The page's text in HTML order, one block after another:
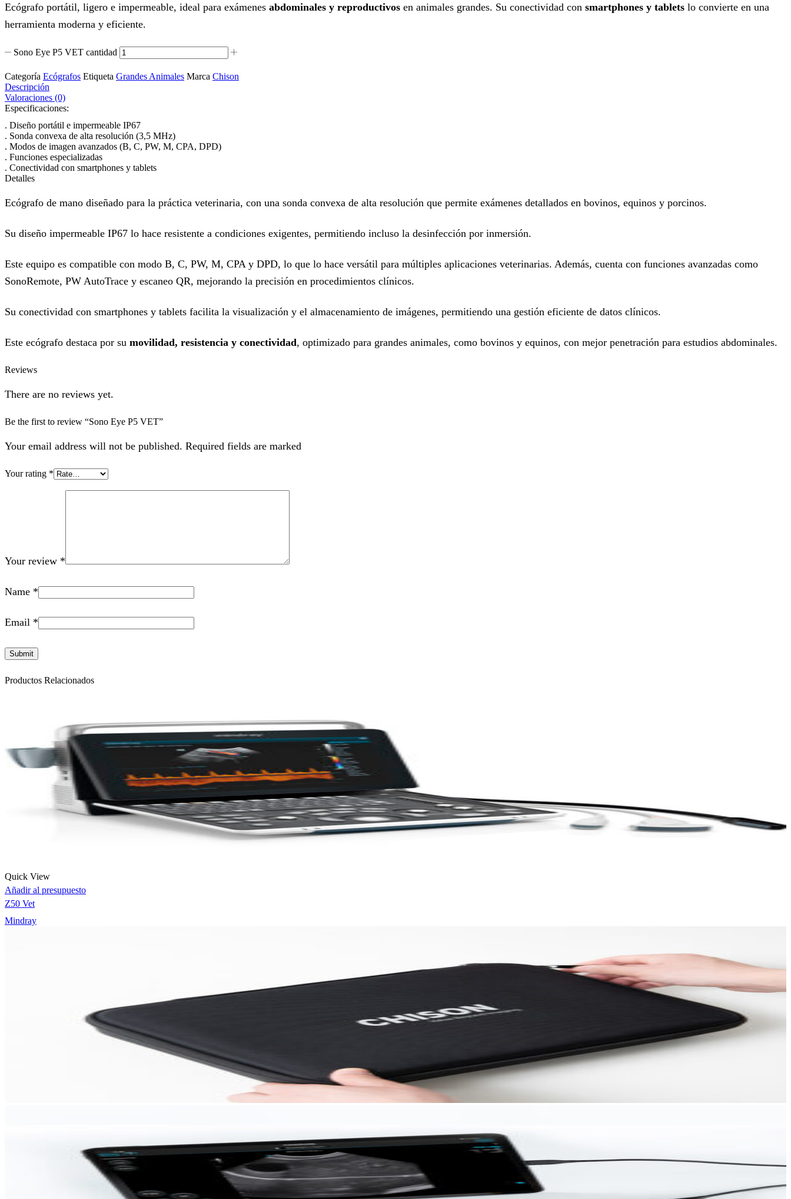
Ecógrafo portátil, ligero e impermeable, ideal para exámenes abdominales y reproductivos en animales grandes. Su conectividad con smartphones y tablets lo convierte en una
herramienta moderna y eficiente.
Sono Eye P5 VET cantidad
Categoría Ecógrafos Etiqueta Grandes Animales Marca Chison
Descripción
Valoraciones (0)
Especificaciones:
. Diseño portátil e impermeable IP67
. Sonda convexa de alta resolución (3,5 MHz)
. Modos de imagen avanzados (B, C, PW, M, CPA, DPD)
. Funciones especializadas
. Conectividad con smartphones y tablets
Detalles
Ecógrafo de mano diseñado para la práctica veterinaria, con una sonda convexa de alta resolución que permite exámenes detallados en bovinos, equinos y porcinos.
Su diseño impermeable IP67 lo hace resistente a condiciones exigentes, permitiendo incluso la desinfección por inmersión.
Este equipo es compatible con modo B, C, PW, M, CPA y DPD, lo que lo hace versátil para múltiples aplicaciones veterinarias. Además, cuenta con funciones avanzadas como
SonoRemote, PW AutoTrace y escaneo QR, mejorando la precisión en procedimientos clínicos.
Su conectividad con smartphones y tablets facilita la visualización y el almacenamiento de imágenes, permitiendo una gestión eficiente de datos clínicos.
Este ecógrafo destaca por su movilidad, resistencia y conectividad, optimizado para grandes animales, como bovinos y equinos, con mejor penetración para estudios abdominales.
Reviews
There are no reviews yet.
Be the first to review “Sono Eye P5 VET”
Your email address will not be published. Required fields are marked
Your rating *
Your review *
Name *
Email *
Productos Relacionados
Quick View
Añadir al presupuesto
Z50 Vet
Mindray